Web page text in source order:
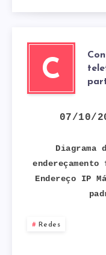
C
07/10/
Diagrama
Endereço IP
Redes